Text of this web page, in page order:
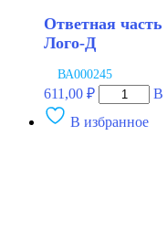
Ответная
Лого-Д
ВА000245
611,00 ₽
товара
Ответная
В
В избранное